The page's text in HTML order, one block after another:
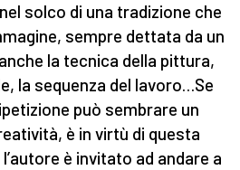
solco di una tradizione che
sempre dettata da un
la tecnica della pittura,
la sequenza del lavoro…Se
può sembrare un
è in virtù di questa
è invitato ad andare a